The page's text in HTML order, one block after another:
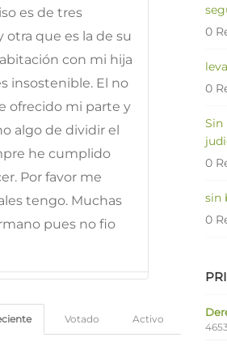
es de tres
que es la de su
con mi hija
insostenible. El no
ofrecido mi parte y
algo de dividir el
he cumplido
Por favor me
tengo. Muchas
pues no fio
Activo
Votado
0
0
Sin
0
sin
0